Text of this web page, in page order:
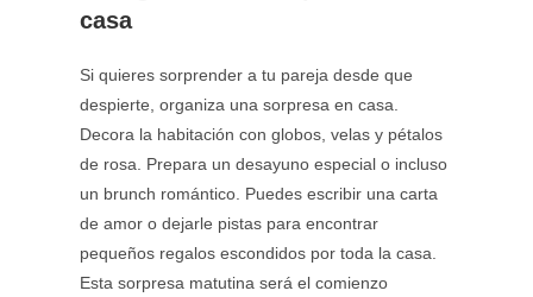
casa
Si quieres sorprender a tu pareja desde que
despierte, organiza una sorpresa en casa.
Decora la habitación con globos, velas y pétalos
de rosa. Prepara un desayuno especial o incluso
un brunch romántico. Puedes escribir una carta
de amor o dejarle pistas para encontrar
pequeños regalos escondidos por toda la casa.
Esta sorpresa matutina será el comienzo